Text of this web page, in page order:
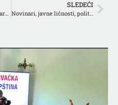
Evropska federacija novinara: Odluka B92 o Utisku nedelje miriše na cenzuru
SLEDEĆI
Novinari, javne ličnosti, političari o “Utisku nedelje”